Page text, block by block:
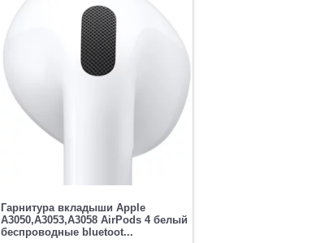
Гарнитура вкладыши Apple
A3050,A3053,A3058 AirPods 4 белый
беспроводные bluetoot...